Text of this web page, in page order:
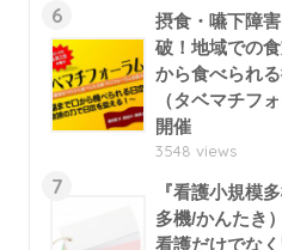
6
摂食・嚥下障
破！地域での
から食べられ
（タベマチフ
開催
3548 views
7
『看護小規模
多機/かんたき
看護だけでな